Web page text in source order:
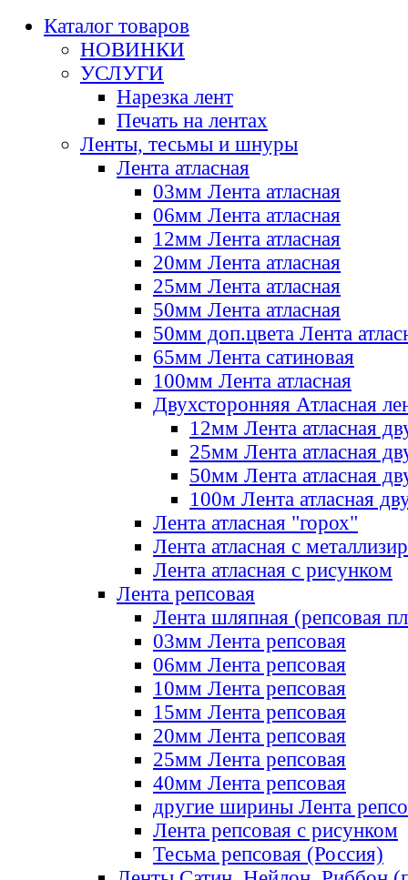
Каталог товаров
НОВИНКИ
УСЛУГИ
Нарезка лент
Печать на лентах
Ленты, тесьмы и шнуры
Лента атласная
03мм Лента атласная
06мм Лента атласная
12мм Лента атласная
20мм Лента атласная
25мм Лента атласная
50мм Лента атласная
50мм доп.цвета Лента
65мм Лента сатиновая
100мм Лента атласная
Двухсторонняя Атласная
12мм Лента атласная
25мм Лента атласная
50мм Лента атласная
100м Лента атласная
Лента атласная "горох"
Лента атласная с
Лента атласная с рисунком
Лента репсовая
Лента шляпная (репсовая
03мм Лента репсовая
06мм Лента репсовая
10мм Лента репсовая
15мм Лента репсовая
20мм Лента репсовая
25мм Лента репсовая
40мм Лента репсовая
другие ширины Лента
Лента репсовая с рисунком
Тесьма репсовая (Россия)